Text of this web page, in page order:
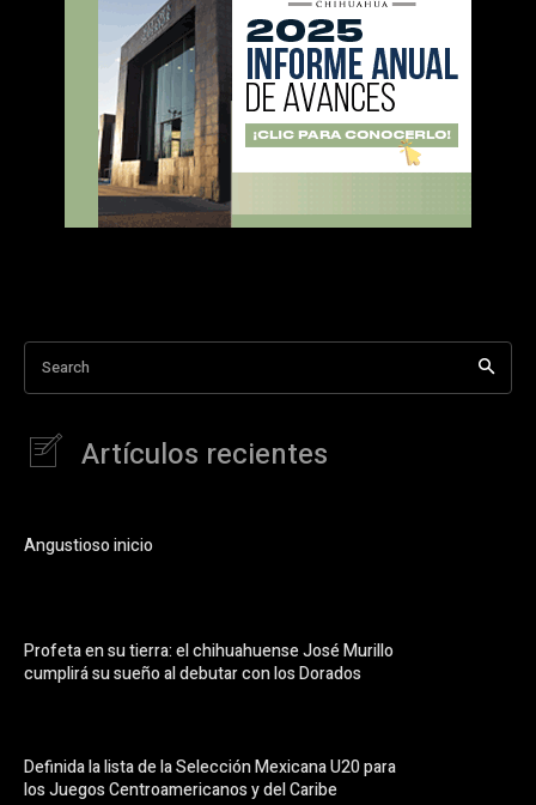
Search
Artículos recientes
Angustioso inicio
Profeta en su tierra: el chihuahuense José Murillo
cumplirá su sueño al debutar con los Dorados
Definida la lista de la Selección Mexicana U20 para
los Juegos Centroamericanos y del Caribe